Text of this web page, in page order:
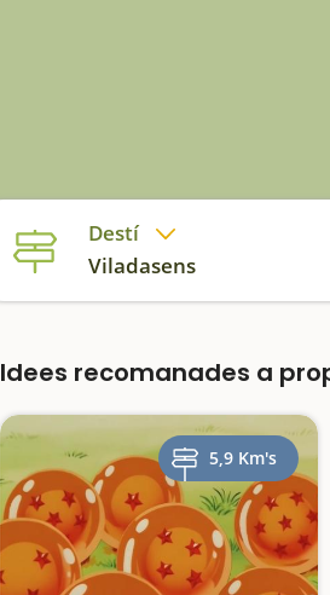
Destí
Viladasens
Idees recomanades a
5,9 Km's